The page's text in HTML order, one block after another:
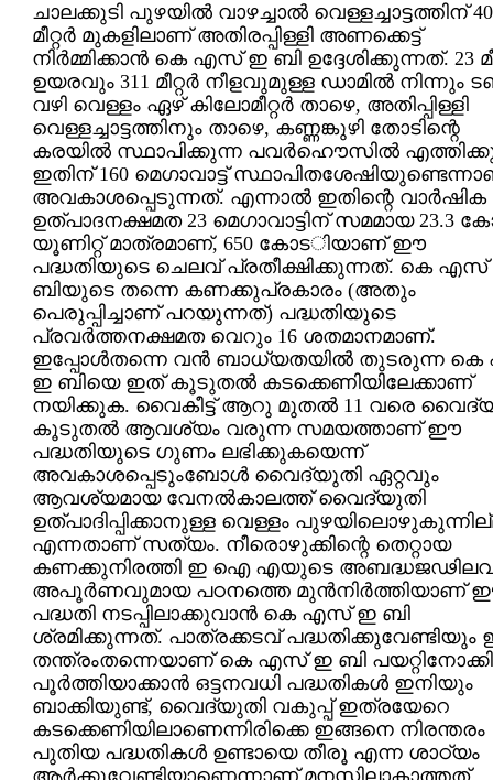
ചാലക്കുടി പുഴയില്‍ വാഴച്ചാല്‍ വെള്ളച്ചാട്ടത്തിന്
മീറ്റര്‍ മുകളിലാണ് അതിരപ്പിള്ളി അണക്കെട്ട്
നിര്‍മ്മിക്കാന്‍ കെ എസ് ഇ ബി ഉദ്ദേശിക്കുന്നത്. 23
ഉയരവും 311 മീറ്റര്‍ നീളവുമുള്ള ഡാമില്‍ നിന്നും
വഴി വെള്ളം ഏഴ് കിലോമീറ്റര്‍ താഴെ, അതിപ്പിള്ളി
വെള്ളച്ചാട്ടത്തിനും താഴെ, കണ്ണങ്കുഴി തോടിന്റെ
കരയില്‍ സ്ഥാപിക്കുന്ന പവര്‍ഹൌസില്‍
ഇതിന് 160 മെഗാവാട്ട്
അവകാശപ്പെടുന്നത്. എന്നാല്‍ ഇതിന്റെ വാര്‍ഷിക
ഉത്പാദനക്ഷമത 23 മെഗാവാ‍ട്ടിന് സമമായ 23.3
യൂണിറ്റ് മാത്രമാണ്, 650 കോടിയാണ് ഈ
പദ്ധതിയുടെ ചെലവ് പ്രതീക്ഷിക്കുന്നത്. കെ
ബിയുടെ തന്നെ കണക്കുപ്രകാരം (അതും
പെരുപ്പിച്ചാണ് പറയുന്നത്) പദ്ധതിയുടെ
പ്രവര്‍ത്തനക്ഷമത വെറും 16 ശതമാനമാണ്.
ഇപ്പോള്‍തന്നെ വന്‍ ബാ‍ധ്യതയില്‍ തുടരുന്ന
ഇ ബിയെ ഇത് കൂടുതല്‍ കടക്കെണിയിലേക്കാണ്
നയിക്കുക. വൈകീട്ട് ആറു മുതല്‍ 11 വരെ
കൂടുതല്‍ ആവശ്യം വരുന്ന സമയത്താണ് ഈ
പദ്ധതിയുടെ ഗുണം ലഭിക്കുകയെന്ന്
അവകാശപ്പെടുംബോള്‍ വൈദ്യുതി ഏറ്റവും
ആവശ്യമായ വേനല്‍കാലത്ത് വൈദ്യുതി
ഉത്പാദിപ്പിക്കാനുള്ള വെള്ളം
എന്നതാണ് സത്യം. നീരൊഴുക്കിന്റെ തെറ്റായ
കണക്കുനിരത്തി ഇ ഐ എയുടെ
അപൂര്‍ണവുമായ പഠനത്തെ മുന്‍നിര്‍ത്തിയാണ്
പദ്ധതി നടപ്പിലാക്കുവാന്‍ കെ എസ് ഇ ബി
ശ്രമിക്കുന്നത്. പാത്രക്കടവ് പദ്ധതിക്കുവേണ്ടിയും
തന്ത്രംതന്നെയാണ് കെ എസ് ഇ ബി
പൂര്‍ത്തിയാക്കാന്‍ ഒട്ടനവധി പദ്ധതികള്‍ ഇനിയും
ബാക്കിയുണ്ട്, വൈദ്യുതി വകുപ്പ് ഇത്രയേറെ
കടക്കെണിയിലാണെന്നിരിക്കെ ഇങ്ങനെ നിരന്തരം
പുതിയ പദ്ധതികള്‍ ഉണ്ടായെ തീരൂ എന്ന ശാഠ്യം